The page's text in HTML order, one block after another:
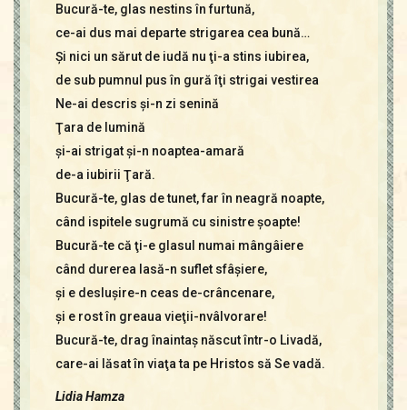
Bucură-te, glas nestins în furtună,
ce-ai dus mai departe strigarea cea bună…
Şi nici un sărut de iudă nu ţi-a stins iubirea,
de sub pumnul pus în gură îţi strigai vestirea
Ne-ai descris şi-n zi senină
Ţara de lumină
şi-ai strigat şi-n noaptea-amară
de-a iubirii Ţară.
Bucură-te, glas de tunet, far în neagră noapte,
când ispitele sugrumă cu sinistre şoapte!
Bucură-te că ţi-e glasul numai mângâiere
când durerea lasă-n suflet sfâşiere,
şi e desluşire-n ceas de-crâncenare,
şi e rost în greaua vieţii-nvâlvorare!
Bucură-te, drag înaintaş născut într-o Livadă,
care-ai lăsat în viaţa ta pe Hristos să Se vadă.
Lidia Hamza